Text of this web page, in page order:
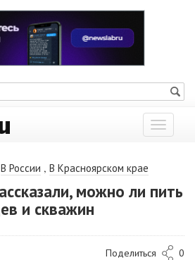
Показать
меню
В России , В Красноярском крае
можно ли пить
и скважин
Поделиться 0